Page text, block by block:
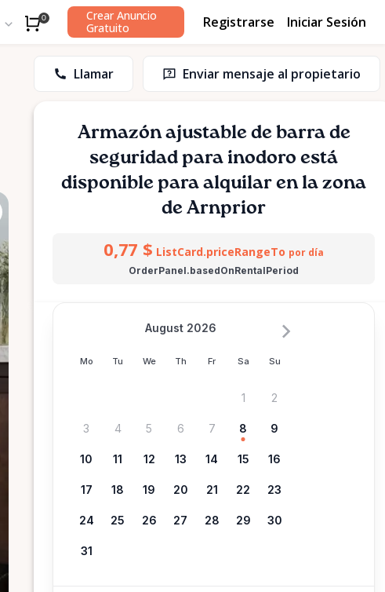
0
Crear Anuncio
Gratuito
Registrarse Iniciar Sesión
Llamar Enviar mensaje al propietario
Armazón ajustable de barra de
seguridad para inodoro está
disponible para alquilar en la zona
de Arnprior
0,77 $ ListCard.priceRangeTo por día
OrderPanel.basedOnRentalPeriod
Mo Tu We Th Fr Sa Su
August 2026
1 2
3 4 5 6 7 8 9
10 11 12 13 14 15 16
17 18 19 20 21 22 23
24 25 26 27 28 29 30
31